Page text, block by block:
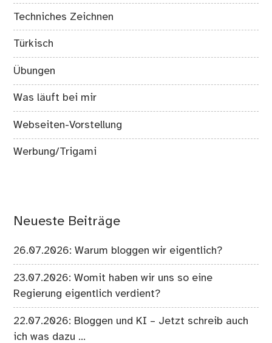
Techniches Zeichnen
Türkisch
Übungen
Was läuft bei mir
Webseiten-Vorstellung
Werbung/Trigami
Neueste Beiträge
26.07.2026: Warum bloggen wir eigentlich?
23.07.2026: Womit haben wir uns so eine
Regierung eigentlich verdient?
22.07.2026: Bloggen und KI – Jetzt schreib auch
ich was dazu …